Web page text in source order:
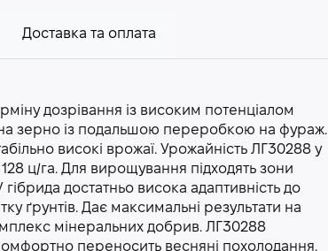
Доставка та оплата
дозрівання із високим потенціалом
зерно із подальшою переробкою на фураж.
високі врожаї. Урожайність ЛГ30288 у
ц/га. Для вирощування підходять зони
достатньо висока адаптивність до
ґрунтів. Дає максимальні результати на
мінеральних добрив. ЛГ30288
переносить весняні похолодання.